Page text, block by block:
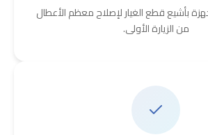
بأشيع قطع الغيار لإصلاح معظم الأعطال
من الزيارة الأولى.